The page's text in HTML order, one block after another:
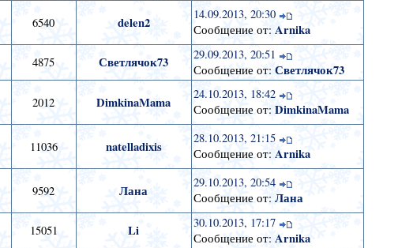
6540 delen2
14.09.2013, 20:30
Сообщение от: Arnika
4875 Светлячок73
29.09.2013, 20:51
Сообщение от: Светлячок73
2012 DimkinaMama
24.10.2013, 18:42
Сообщение от: DimkinaMama
11036 natelladixis
28.10.2013, 21:15
Сообщение от: Arnika
9592 Лана
29.10.2013, 20:54
Сообщение от: Лана
15051 Li
30.10.2013, 17:17
Сообщение от: Arnika